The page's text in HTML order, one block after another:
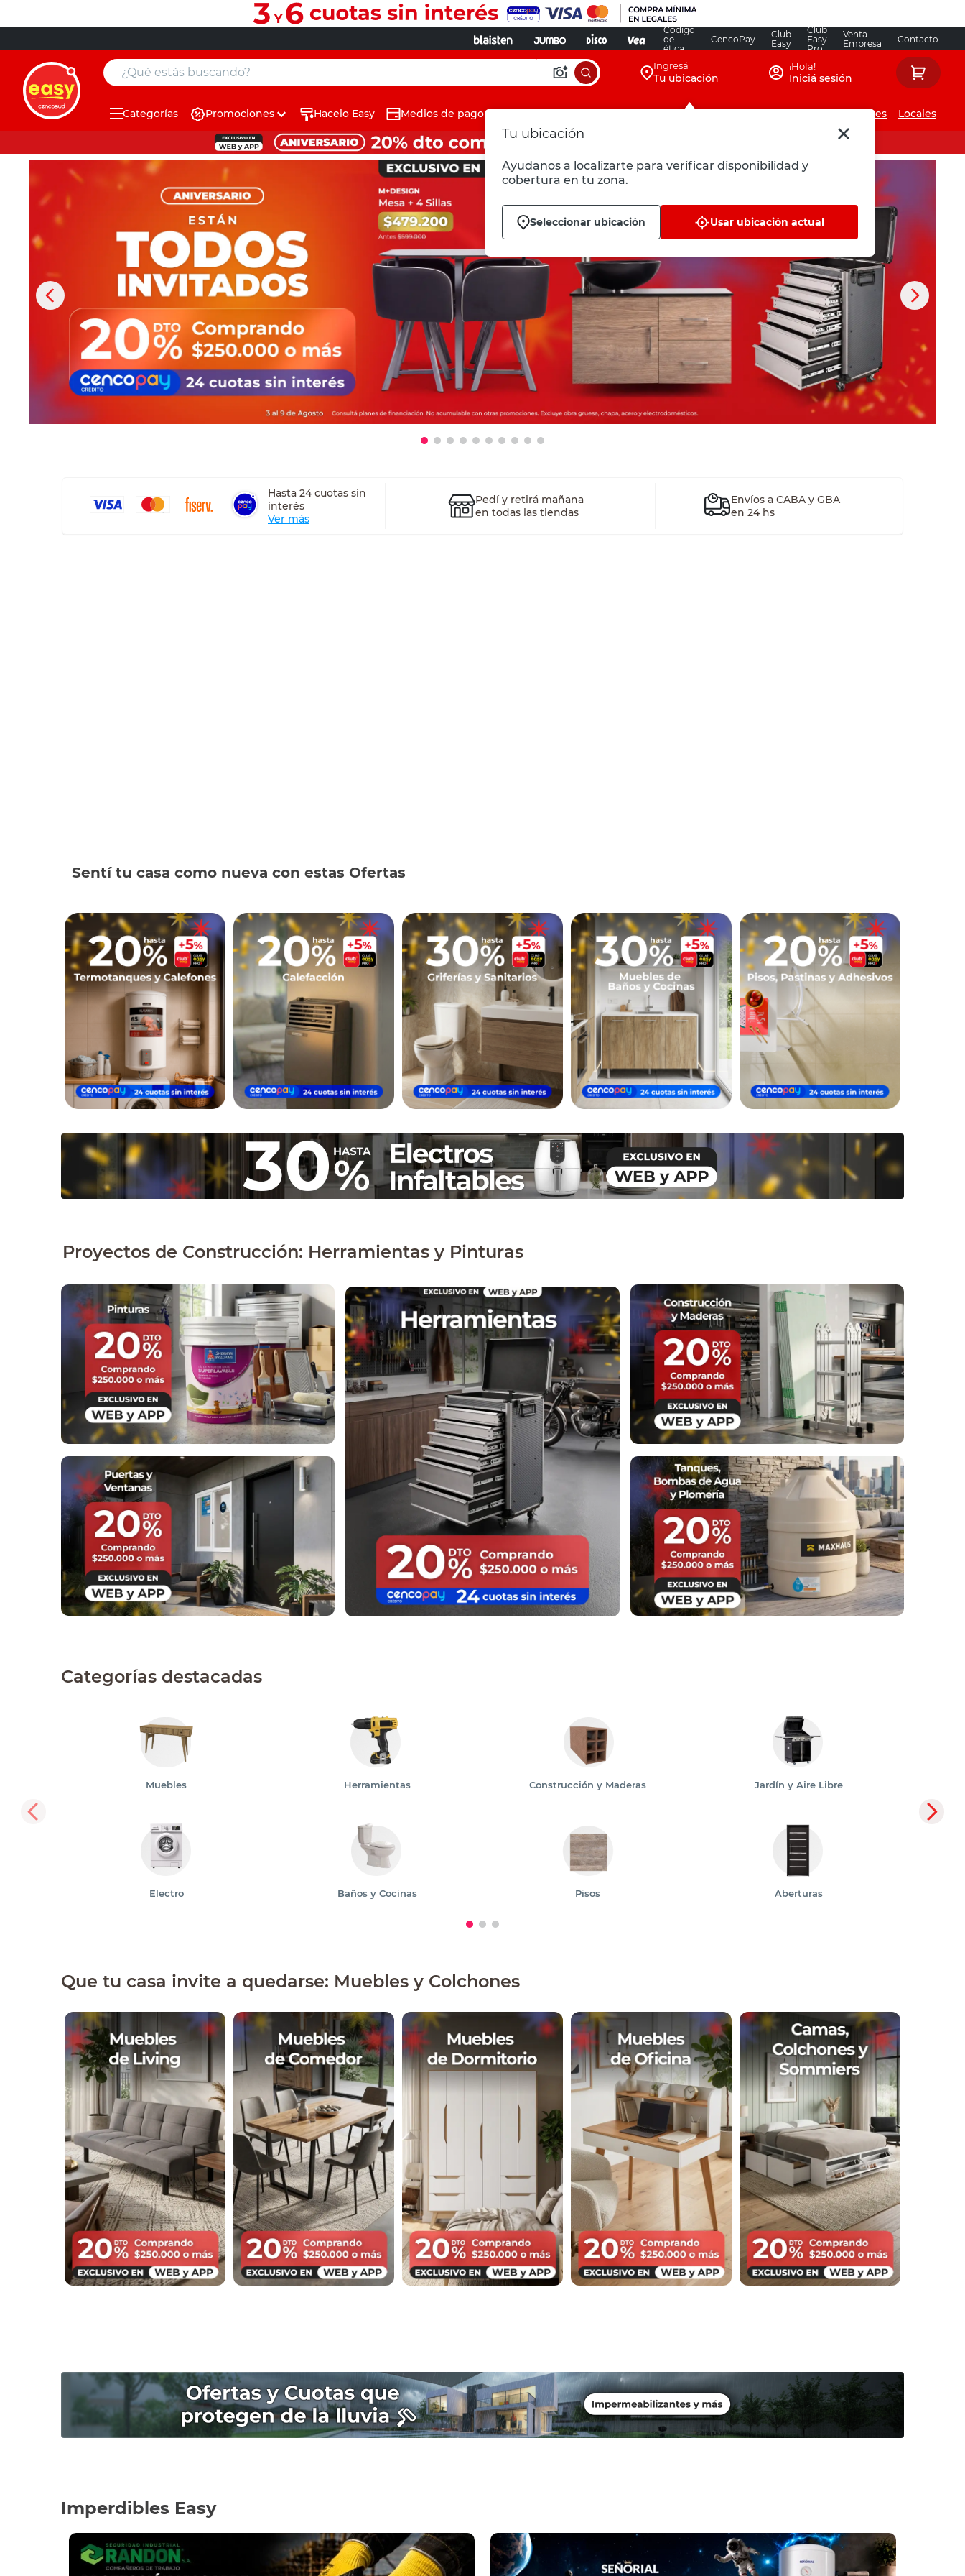
Código
de
ética
CencoPay
Club
Easy
Club
Easy
Pro
Venta
Empresa
Contacto
¿Qué estás buscando? Ingresá
Tu ubicación
Tu ubicación
Ayudanos a localizarte para verificar disponibilidad y
cobertura en tu zona.
Seleccionar ubicación Usar ubicación actual
¡Hola!
Iniciá sesión
Categorías Promociones Hacelo Easy Medios de pago Servicios de instalaciones Locales
Hasta 24 cuotas sin
interés
Ver más
Pedí y retirá mañana
en todas las tiendas
Envíos a CABA y GBA
en 24 hs
Sentí tu casa como nueva con estas Ofertas
Proyectos de Construcción: Herramientas y Pinturas
Categorías destacadas
Muebles
Electro
Herramientas
Baños y Cocinas
Construcción y Maderas
Pisos
Jardín y Aire Libre
Aberturas
Que tu casa invite a quedarse: Muebles y Colchones
Imperdibles Easy
muebles
pintura
escritorio
placard
sillon
espejo
sillas
ceramica
vanitory